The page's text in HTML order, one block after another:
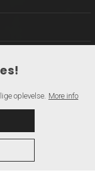
oplevelse. More info